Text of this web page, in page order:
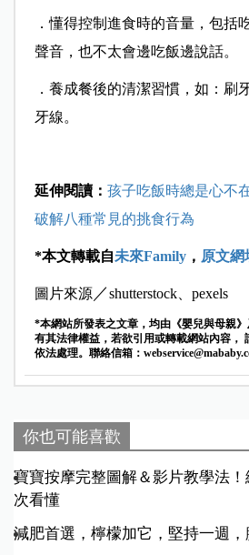
．懂得控制進食時的音量，包括
聲音，也不太會邊吃飯邊說話。
．養成餐後的清潔習慣，如：刷
牙線。
延伸閱讀： 孩子吃飯時總是心不
破解八種常見的挑食行為
*本文轉載自未來Family， 原文網
圖片來源／shutterstock、pexels
*本網站所發表之文章，均由《嬰兒與母親
有其法律權益，若欲引用或轉載網站內容，
依法處理。聯絡信箱：
你也可能喜歡
寶寶按摩完整圖解＆影片教學法
次看懂
減肥首選，檸檬加它，堅持一週，